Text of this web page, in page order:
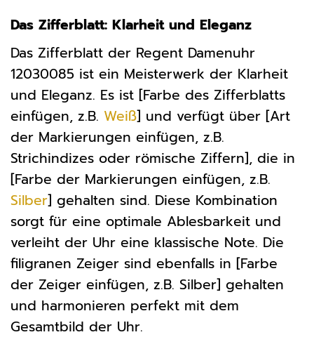
Das Zifferblatt: Klarheit und Eleganz
Das Zifferblatt der Regent Damenuhr
12030085 ist ein Meisterwerk der Klarheit
und Eleganz. Es ist [Farbe des Zifferblatts
einfügen, z.B. Weiß] und verfügt über [Art
der Markierungen einfügen, z.B.
Strichindizes oder römische Ziffern], die in
[Farbe der Markierungen einfügen, z.B.
Silber] gehalten sind. Diese Kombination
sorgt für eine optimale Ablesbarkeit und
verleiht der Uhr eine klassische Note. Die
filigranen Zeiger sind ebenfalls in [Farbe
der Zeiger einfügen, z.B. Silber] gehalten
und harmonieren perfekt mit dem
Gesamtbild der Uhr.